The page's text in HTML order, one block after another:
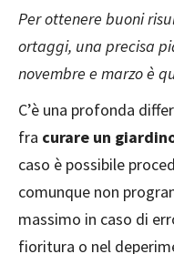
Per ottenere buoni
ortaggi, una precisa
novembre e marzo è
C’è una profonda
fra curare un
caso è possibile
comunque non
massimo in caso di
fioritura o nel